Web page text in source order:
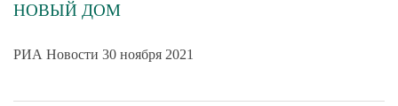
НОВЫЙ ДОМ
РИА Новости 30 ноября 2021